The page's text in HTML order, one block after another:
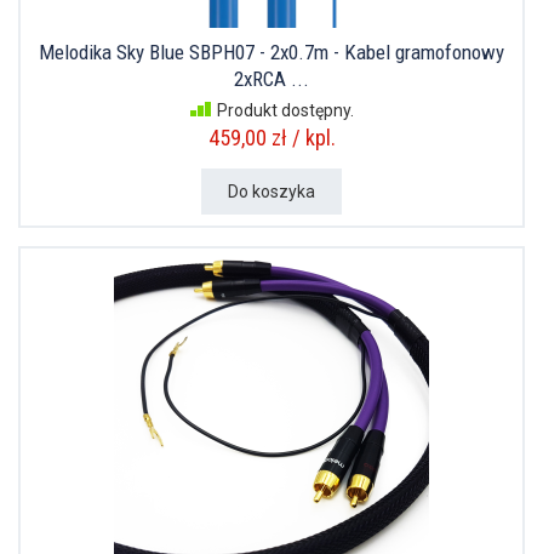
Melodika Sky Blue SBPH07 - 2x0.7m - Kabel gramofonowy
2xRCA ...
Produkt dostępny.
459,00 zł / kpl.
Do koszyka